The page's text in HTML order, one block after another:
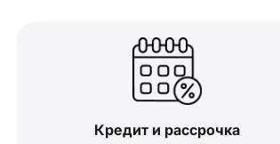
Кредит и рассрочка